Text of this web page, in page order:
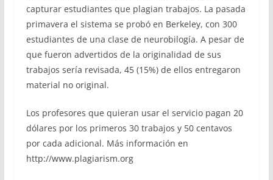
capturar estudiantes que plagian trabajos. La pasada
primavera el sistema se probó en Berkeley, con 300
estudiantes de una clase de neurobilogía. A pesar de
que fueron advertidos de la originalidad de sus
trabajos sería revisada, 45 (15%) de ellos entregaron
material no original.
Los profesores que quieran usar el servicio pagan 20
dólares por los primeros 30 trabajos y 50 centavos
por cada adicional. Más información en
http://www.plagiarism.org